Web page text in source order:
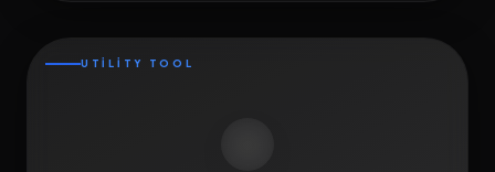
UTILITY TOOL